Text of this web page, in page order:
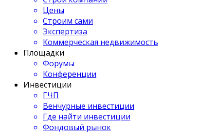
Цены
Строим сами
Экспертиза
Коммерческая недвижимость
Площадки
Форумы
Конференции
Инвестиции
ГЧП
Венчурные инвестиции
Где найти инвестиции
Фондовый рынок